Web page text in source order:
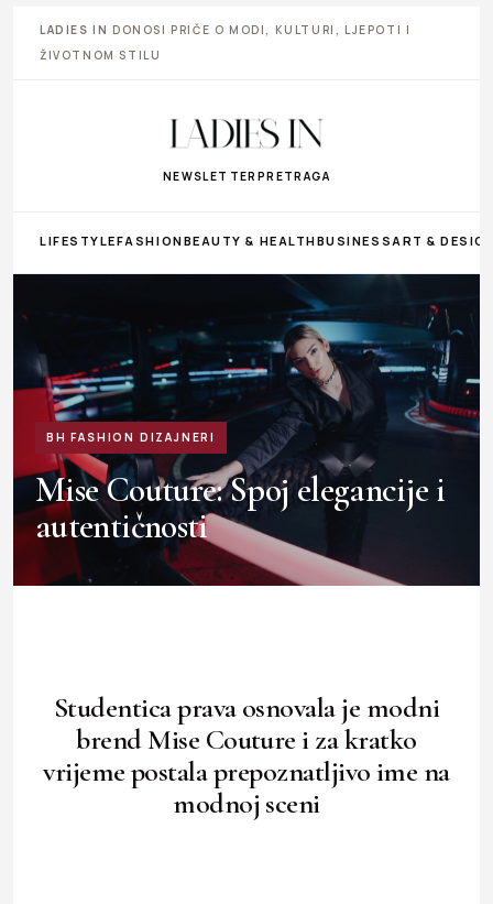
LADIES IN DONOSI PRIČE O MODI, KULTURI, LJEPOTI I
ŽIVOTNOM STILU
NEWSLETTER PRETRAGA
LIFESTYLEFASHIONBEAUTY & HEALTHBUSINESS ART &
BH FASHION DIZAJNERI
Mise Couture: Spoj elegancije i
autentičnosti
Studentica prava osnovala je modni
brend Mise Couture i za kratko
vrijeme postala prepoznatljivo ime na
modnoj sceni